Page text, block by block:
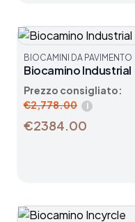
BIOCAMINI DA PAVIMENTO
Biocamino Industrial
Prezzo consigliato:
€2,778.00 i
€2384.00